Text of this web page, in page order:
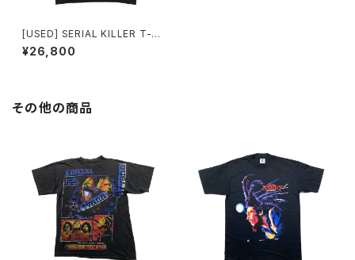
[USED] SERIAL KILLER T-S
HIRT The Shining
¥26,800
その他の商品